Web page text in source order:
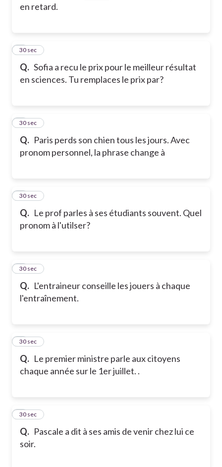
en retard.
Q. Sofia a recu le prix pour le meilleur résultat
en sciences. Tu remplaces le prix par?
2
30 sec
Q. Paris perds son chien tous les jours. Avec
pronom personnel, la phrase change à
3
30 sec
Q. Le prof parles à ses étudiants souvent. Quel
pronom à l'utilser?
4
30 sec
Q. L'entraineur conseille les jouers à chaque
l'entraînement.
5
30 sec
Q. Le premier ministre parle aux citoyens
chaque année sur le 1er juillet. .
6
30 sec
Q. Pascale a dit à ses amis de venir chez lui ce
soir.
7
30 sec